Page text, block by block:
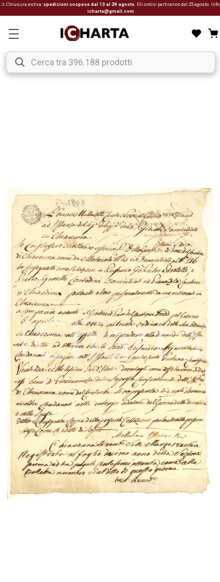
⚠ Chiusura estiva: spedizioni sospese dal 13 al 24 agosto . Gli ordini partiranno dal 25 agosto. Info:
icharta@gmail.com